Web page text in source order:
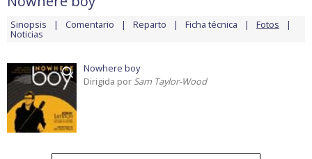
Sinopsis Comentario Reparto Ficha técnica Fotos
Noticias
Nowhere boy
Dirigida por Sam Taylor-Wood